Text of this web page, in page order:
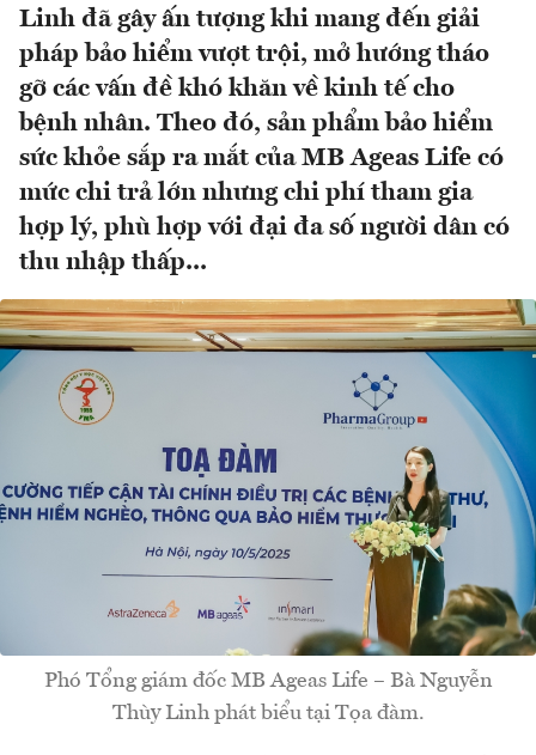
Linh đã gây ấn tượng khi mang đến giải
pháp bảo hiểm vượt trội, mở hướng tháo
gỡ các vấn đề khó khăn về kinh tế cho
bệnh nhân. Theo đó, sản phẩm bảo hiểm
sức khỏe sắp ra mắt của MB Ageas Life có
mức chi trả lớn nhưng chi phí tham gia
hợp lý, phù hợp với đại đa số người dân có
thu nhập thấp...
Phó Tổng giám đốc MB Ageas Life – Bà Nguyễn
Thùy Linh phát biểu tại Tọa đàm.